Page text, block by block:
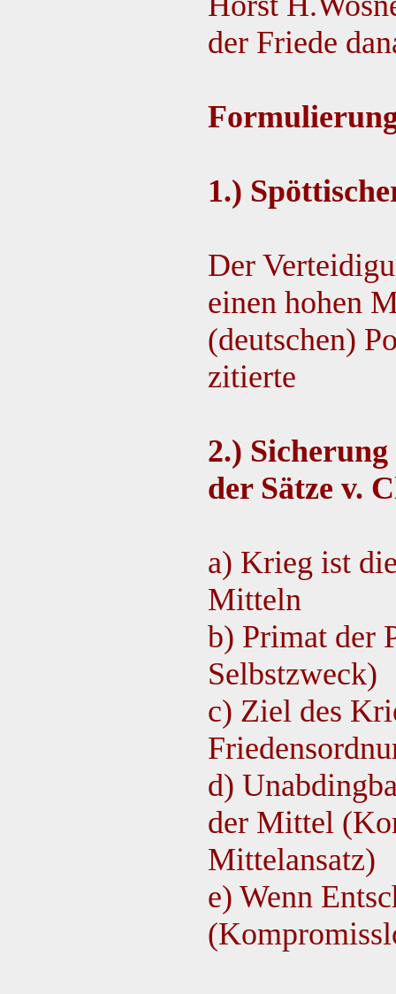
der Friede
1.)
Der
einen hohen
(deutschen)
zitierte
2.)
der Sätze v.
a) Krieg ist
Mitteln
b) Primat der
Selbstzweck)
c) Ziel des
d)
der Mittel
Mittelansatz)
e) Wenn